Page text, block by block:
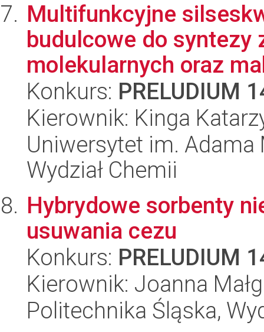
Multifunkcyjne
budulcowe do syntezy
molekularnych oraz
Konkurs: PRELUDIUM
Kierownik: Kinga
Uniwersytet im.
Wydział Chemii
Hybrydowe sorbenty
usuwania cezu
Konkurs: PRELUDIUM
Kierownik: Joanna
Politechnika Śląska,